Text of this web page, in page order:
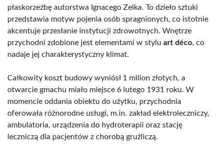
płaskorzeźbę autorstwa Ignacego Zelka. To dzieło sztuki
przedstawia motyw pojenia osób spragnionych, co istotnie
akcentuje przesłanie instytucji zdrowotnych. Wnętrze
przychodni zdobione jest elementami w stylu art déco, co
nadaje jej charakterystyczny klimat.
Całkowity koszt budowy wyniósł 1 milion złotych, a
otwarcie gmachu miało miejsce 6 lutego 1931 roku. W
momencie oddania obiektu do użytku, przychodnia
oferowała różnorodne usługi, m.in. zakład elektroleczniczy,
ambulatoria, urządzenia do hydroterapii oraz stację
leczniczą dla pacjentów z chorobą gruźliczą.